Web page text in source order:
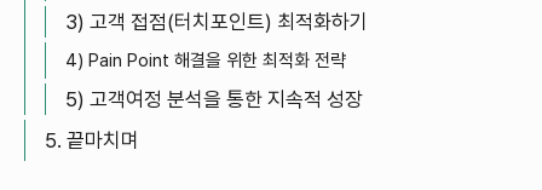
3) 고객 접점(터치포인트) 최적화하기
4) Pain Point 해결을 위한 최적화 전략
5) 고객여정 분석을 통한 지속적 성장
5. 끝마치며